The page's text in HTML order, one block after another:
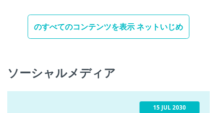
のすべてのコンテンツを表示 ネットいじめ
ソーシャルメディア
15 JUL 2030